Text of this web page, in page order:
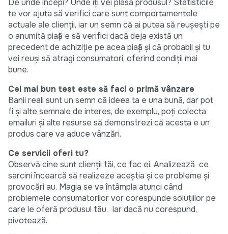
De unde începi? Unde îți vei plasa produsul? Statisticile
te vor ajuta să verifici care sunt comportamentele
actuale ale clienții, iar un semn că ai putea să reușești pe
o anumită piață e să verifici dacă deja există un
precedent de achiziție pe acea piață și că probabil și tu
vei reuși să atragi consumatori, oferind condiții mai
bune.
Cel mai bun test este să faci o primă vânzare
Banii reali sunt un semn că ideea ta e una bună, dar pot
fi și alte semnale de interes, de exemplu, poți colecta
emailuri și alte resurse să demonstrezi că acesta e un
produs care va aduce vânzări.
Ce servicii oferi tu?
Observă cine sunt clienții tăi, ce fac ei. Analizează ce
sarcini încearcă să realizeze aceștia și ce probleme și
provocări au. Magia se va întâmpla atunci când
problemele consumatorilor vor corespunde soluțiilor pe
care le oferă produsul tău. Iar dacă nu corespund,
pivotează.